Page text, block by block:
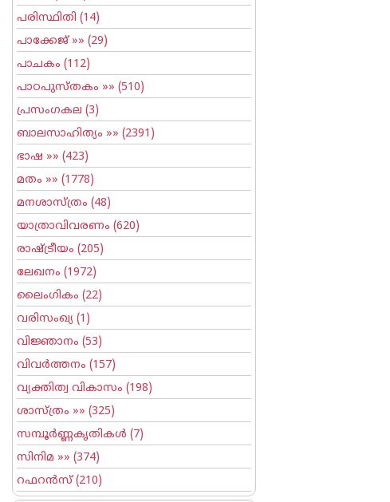
പരിസ്ഥിതി (14)
പാക്കേജ് »» (29)
പാചകം (112)
പാഠപുസ്തകം »» (510)
പ്രസംഗകല (3)
ബാലസാഹിത്യം »» (2391)
ഭാഷ »» (423)
മതം »» (1778)
മനശാസ്ത്രം (48)
യാത്രാവിവരണം (620)
രാഷ്ട്രീയം (205)
ലേഖനം (1972)
ലൈംഗികം (22)
വരിസംഖ്യ (1)
വിജ്ഞാനം (53)
വിവര്‍ത്തനം (157)
വ്യക്തിത്വ വികാസം (198)
ശാസ്ത്രം »» (325)
സമ്പൂര്‍ണ്ണകൃതികള്‍ (7)
സിനിമ »» (374)
റഫറന്‍സ്(210)